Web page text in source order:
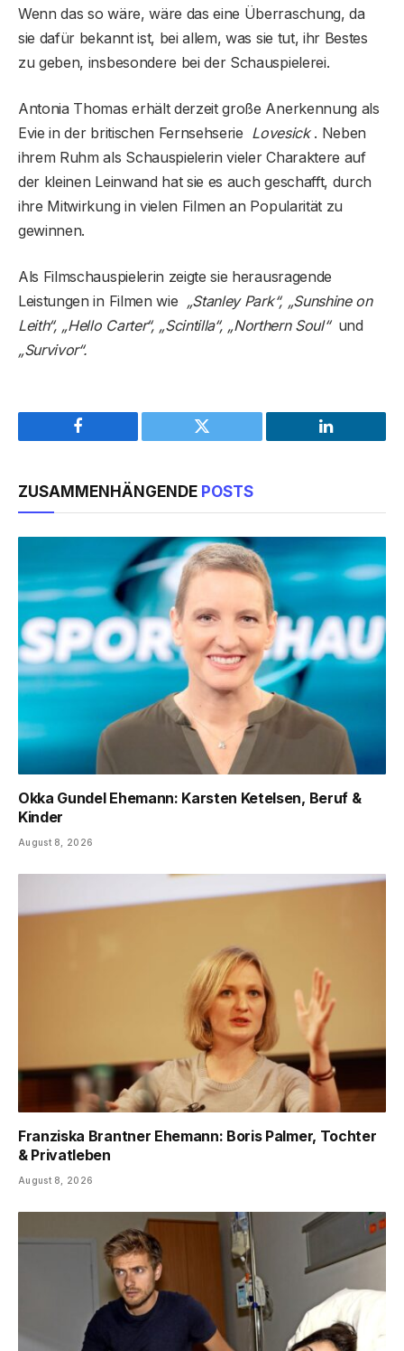
Wenn das so wäre, wäre das eine Überraschung, da
sie dafür bekannt ist, bei allem, was sie tut, ihr Bestes
zu geben, insbesondere bei der Schauspielerei.
Antonia Thomas erhält derzeit große Anerkennung als
Evie in der britischen Fernsehserie Lovesick. Neben
ihrem Ruhm als Schauspielerin vieler Charaktere auf
der kleinen Leinwand hat sie es auch geschafft, durch
ihre Mitwirkung in vielen Filmen an Popularität zu
gewinnen.
Als Filmschauspielerin zeigte sie herausragende
Leistungen in Filmen wie „Stanley Park“, „Sunshine on
Leith“, „Hello Carter“, „Scintilla“, „Northern Soul“und
„Survivor“.
Facebook Twitter LinkedIn
ZUSAMMENHÄNGENDE POSTS
Okka Gundel Ehemann: Karsten Ketelsen, Beruf &
Kinder
August 8, 2026
Franziska Brantner Ehemann: Boris Palmer, Tochter
& Privatleben
August 8, 2026